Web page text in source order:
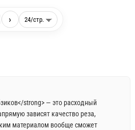
›
strong> — это расходный
зависят качество реза,
материалом вообще сможет